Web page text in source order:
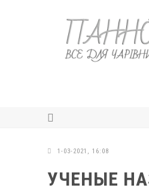
1-03-2021, 16:08
УЧЕНЫЕ